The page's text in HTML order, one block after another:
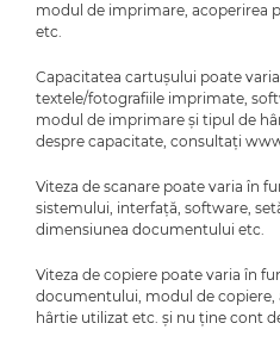
modul de imprimare, acoperirea
etc.
Capacitatea cartuşului poate
textele/fotografiile imprimate,
modul de imprimare şi tipul de
despre capacitate, consultaţi
Viteza de scanare poate varia în
sistemului, interfaţă, software,
dimensiunea documentului etc.
Viteza de copiere poate varia în
documentului, modul de copiere,
hârtie utilizat etc. şi nu ţine cont